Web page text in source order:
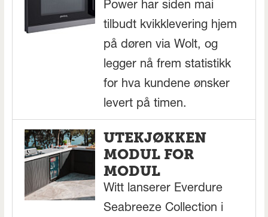
Power har siden mai
tilbudt kvikklevering hjem
på døren via Wolt, og
legger nå frem statistikk
for hva kundene ønsker
levert på timen.
UTEKJØKKEN
MODUL FOR
MODUL
Witt lanserer Everdure
Seabreeze Collection i